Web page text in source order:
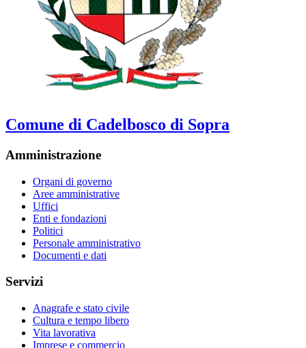
Comune di Cadelbosco di Sopra
Amministrazione
Organi di governo
Aree amministrative
Uffici
Enti e fondazioni
Politici
Personale amministrativo
Documenti e dati
Servizi
Anagrafe e stato civile
Cultura e tempo libero
Vita lavorativa
Imprese e commercio